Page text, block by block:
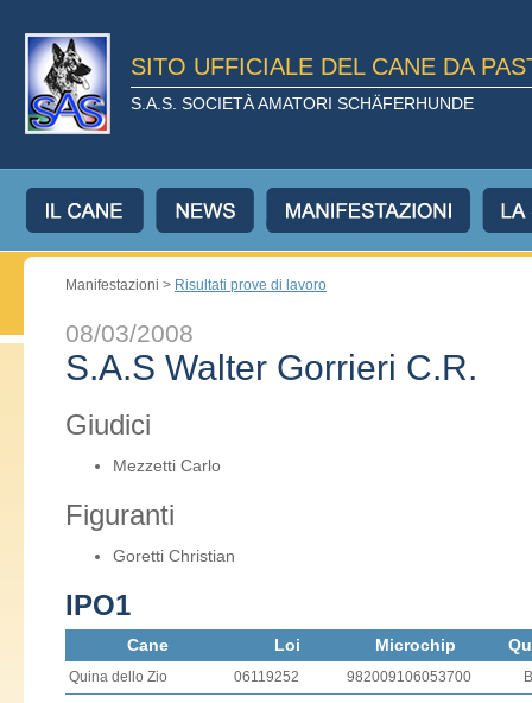
SITO UFFICIALE DEL CANE DA
S.A.S. SOCIETÀ AMATORI SCHÄFERHUNDE
Manifestazioni > Risultati prove di lavoro
08/03/2008
S.A.S Walter Gorrieri C.R.
Giudici
Mezzetti Carlo
Figuranti
Goretti Christian
IPO1
Cane Loi Microchip
Quina dello Zio 06119252 982009106053700